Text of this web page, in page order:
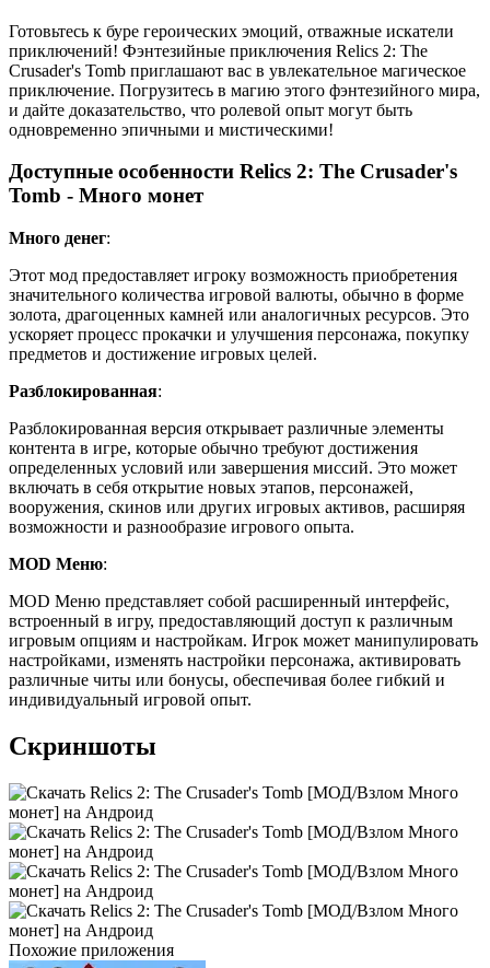
Готовьтесь к буре героических эмоций, отважные искатели
приключений! Фэнтезийные приключения Relics 2: The
Crusader's Tomb приглашают вас в увлекательное магическое
приключение. Погрузитесь в магию этого фэнтезийного мира,
и дайте доказательство, что ролевой опыт могут быть
одновременно эпичными и мистическими!
Доступные особенности Relics 2: The Crusader's
Tomb - Много монет
Много денег:
Этот мод предоставляет игроку возможность приобретения
значительного количества игровой валюты, обычно в форме
золота, драгоценных камней или аналогичных ресурсов. Это
ускоряет процесс прокачки и улучшения персонажа, покупку
предметов и достижение игровых целей.
Разблокированная:
Разблокированная версия открывает различные элементы
контента в игре, которые обычно требуют достижения
определенных условий или завершения миссий. Это может
включать в себя открытие новых этапов, персонажей,
вооружения, скинов или других игровых активов, расширяя
возможности и разнообразие игрового опыта.
MOD Меню:
MOD Меню представляет собой расширенный интерфейс,
встроенный в игру, предоставляющий доступ к различным
игровым опциям и настройкам. Игрок может манипулировать
настройками, изменять настройки персонажа, активировать
различные читы или бонусы, обеспечивая более гибкий и
индивидуальный игровой опыт.
Скриншоты
Похожие приложения